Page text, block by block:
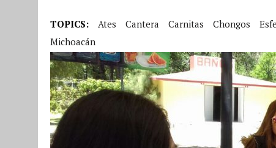
TOPICS: Ates Cantera Carnitas Chongos
Michoacán